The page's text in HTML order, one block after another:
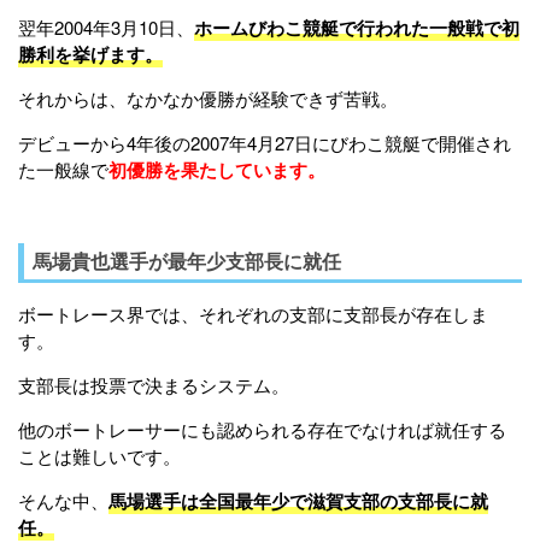
翌年2004年3月10日、 ホームびわこ競艇で行われた一般戦で初
勝利を挙げます。
それからは、なかなか優勝が経験できず苦戦。
デビューから4年後の2007年4月27日にびわこ競艇で開催され
た一般線で初優勝を果たしています。
馬場貴也選手が最年少支部長に就任
ボートレース界では、それぞれの支部に支部長が存在しま
す。
支部長は投票で決まるシステム。
他のボートレーサーにも認められる存在でなければ就任する
ことは難しいです。
そんな中、 馬場選手は全国最年少で滋賀支部の支部長に就
任。